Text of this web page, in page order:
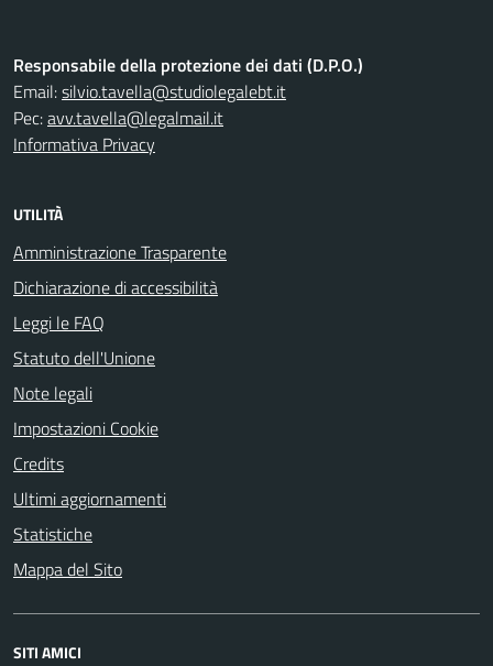
Responsabile della protezione dei dati (D.P.O.)
Email:silvio.tavella@studiolegalebt.it
Pec:avv.tavella@legalmail.it
Informativa Privacy
UTILITÀ
Amministrazione Trasparente
Dichiarazione di accessibilità
Leggi le FAQ
Statuto dell'Unione
Note legali
Impostazioni Cookie
Credits
Ultimi aggiornamenti
Statistiche
Mappa del Sito
SITI AMICI